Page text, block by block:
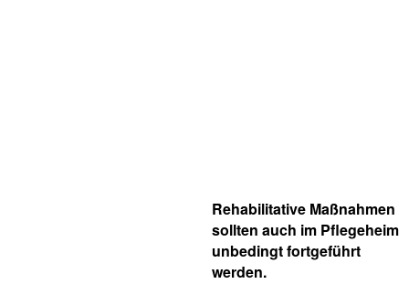
Rehabilitative Maßnahmen
sollten auch im Pflegeheim
unbedingt fortgeführt
werden.